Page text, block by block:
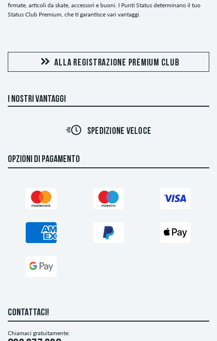
firmate, articoli da skate, accessori e buoni. I Punti Status determinano il tuo
Status Club Premium, che ti garantisce vari vantaggi.
ALLA REGISTRAZIONE PREMIUM CLUB
I NOSTRI VANTAGGI
SPEDIZIONE VELOCE
OPZIONI DI PAGAMENTO
CONTATTACI!
Chiamaci gratuitamente: